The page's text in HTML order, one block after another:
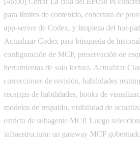
para límites de contenido, cobertura de
app-server de Codex, y limpieza del hot-
Actualizar Codex para búsqueda de
configuración de MCP, preservación de
herramientas de solo lectura. Actualizar
correcciones de revisión, habilidades
recargas de habilidades, hooks de
modelos de respaldo, visibilidad de
estricta de subagente MCP. Luego
infraestructura: un gateway MCP